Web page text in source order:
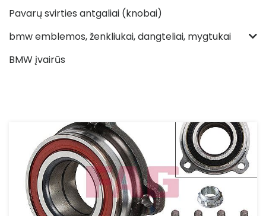
Pavarų svirties antgaliai (knobai)
bmw emblemos, ženkliukai, dangteliai, mygtukai
BMW įvairūs